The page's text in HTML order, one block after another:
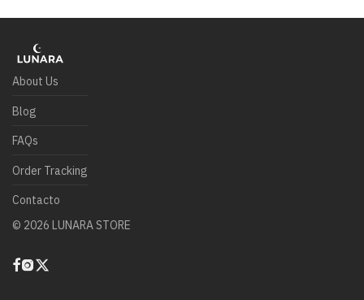
About Us
Blog
FAQs
Order Tracking
Contacto
© 2026 LUNARA STORE